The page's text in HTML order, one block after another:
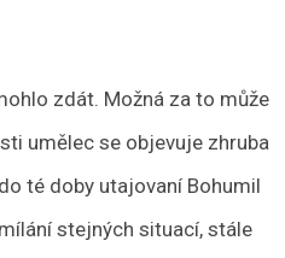
zdát. Možná za to může
umělec se objevuje zhruba
té doby utajovaní Bohumil
stejných situací, stále